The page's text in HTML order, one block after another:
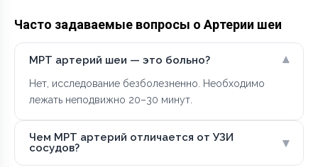
Часто задаваемые вопросы о Артерии шеи
МРТ артерий шеи — это больно? ▾
Нет, исследование безболезненно. Необходимо
лежать неподвижно 20–30 минут.
Чем МРТ артерий отличается от УЗИ
сосудов?
▾